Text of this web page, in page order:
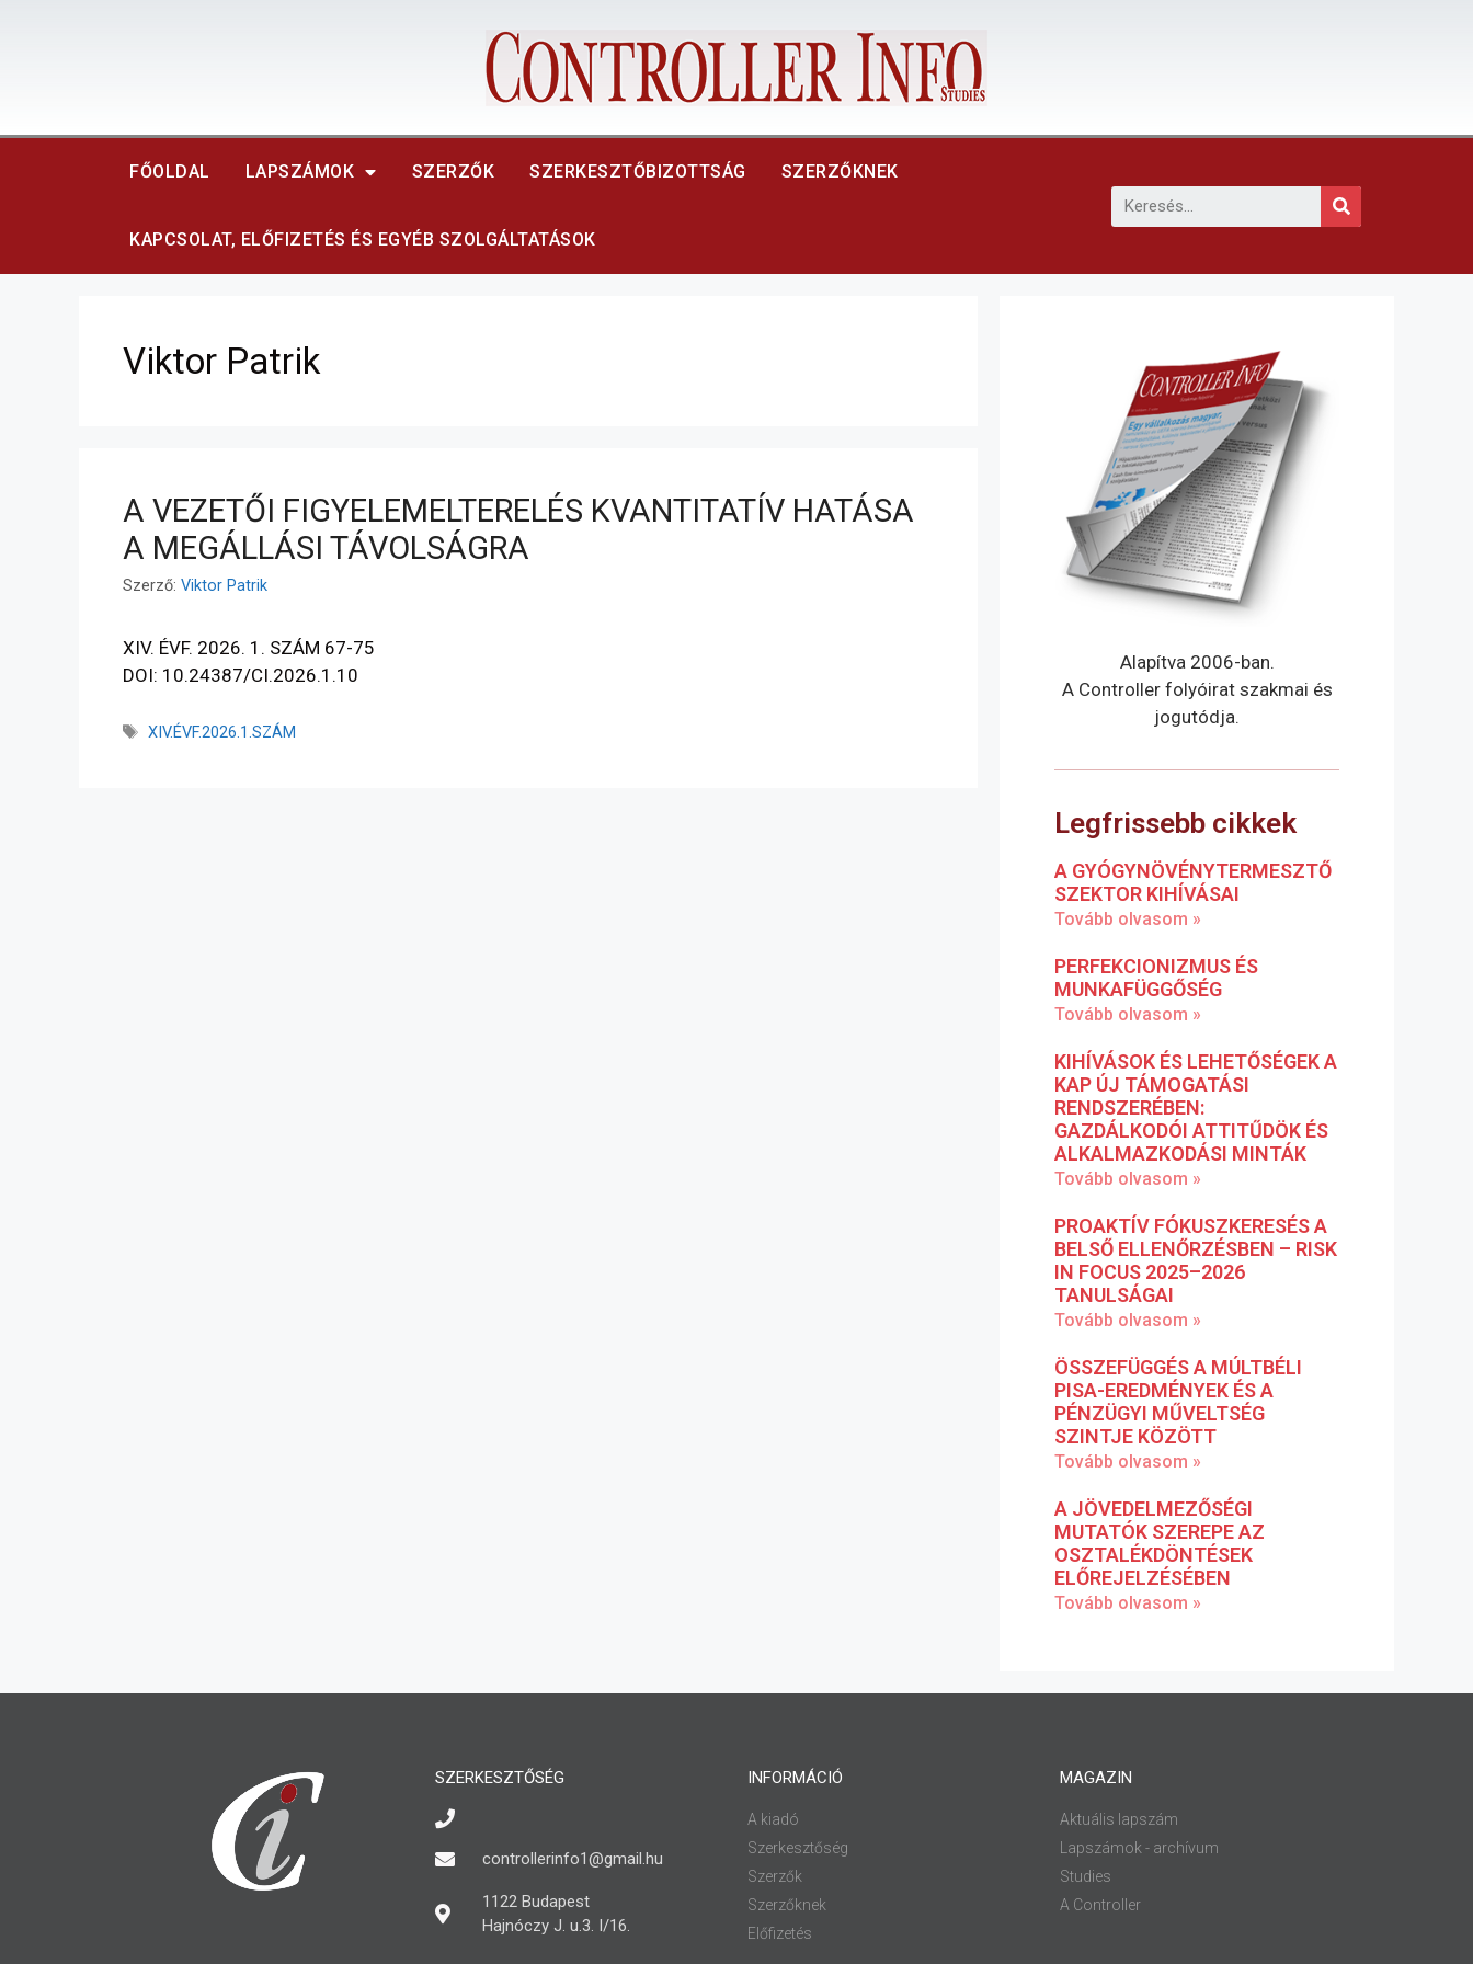
FŐOLDAL LAPSZÁMOK SZERZŐK SZERKESZTŐBIZOTTSÁG SZERZŐKNEK
KAPCSOLAT, ELŐFIZETÉS ÉS EGYÉB SZOLGÁLTATÁSOK
Viktor Patrik
A VEZETŐI FIGYELEMELTERELÉS KVANTITATÍV HATÁSA
A MEGÁLLÁSI TÁVOLSÁGRA
Szerző: Viktor Patrik
XIV. ÉVF. 2026. 1. SZÁM 67-75
DOI: 10.24387/CI.2026.1.10
XIV.ÉVF.2026.1.SZÁM
Alapítva 2006-ban.
A Controller folyóirat szakmai és
jogutódja.
Legfrissebb cikkek
A GYÓGYNÖVÉNYTERMESZTŐ
SZEKTOR KIHÍVÁSAI
Tovább olvasom »
PERFEKCIONIZMUS ÉS
MUNKAFÜGGŐSÉG
Tovább olvasom »
KIHÍVÁSOK ÉS LEHETŐSÉGEK A
KAP ÚJ TÁMOGATÁSI
RENDSZERÉBEN:
GAZDÁLKODÓI ATTITŰDÖK ÉS
ALKALMAZKODÁSI MINTÁK
Tovább olvasom »
PROAKTÍV FÓKUSZKERESÉS A
BELSŐ ELLENŐRZÉSBEN – RISK
IN FOCUS 2025–2026
TANULSÁGAI
Tovább olvasom »
ÖSSZEFÜGGÉS A MÚLTBÉLI
PISA-EREDMÉNYEK ÉS A
PÉNZÜGYI MŰVELTSÉG
SZINTJE KÖZÖTT
Tovább olvasom »
A JÖVEDELMEZŐSÉGI
MUTATÓK SZEREPE AZ
OSZTALÉKDÖNTÉSEK
ELŐREJELZÉSÉBEN
Tovább olvasom »
SZERKESZTŐSÉG
controllerinfo1@gmail.hu
1122 Budapest
Hajnóczy J. u.3. I/16.
INFORMÁCIÓ
A kiadó
Szerkesztőség
Szerzők
Szerzőknek
Előfizetés
MAGAZIN
Aktuális lapszám
Lapszámok - archívum
Studies
A Controller